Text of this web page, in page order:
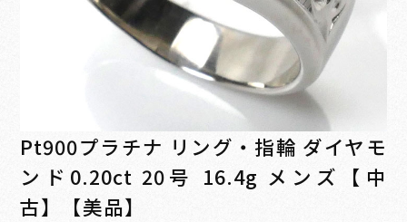
Pt900プラチナ リング・指輪 ダイヤモ
ンド0.20ct 20号 16.4g メンズ【中
古】【美品】